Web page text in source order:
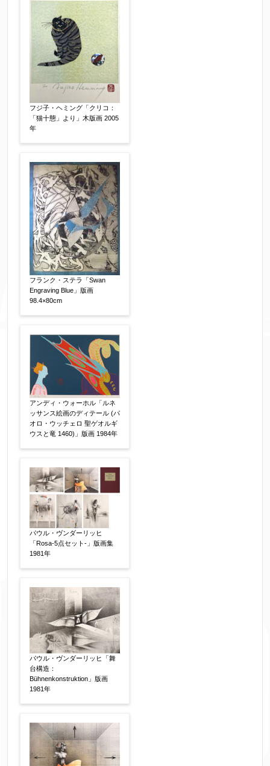
※他社様からご提示された査定額がございました
らお知らせください。その価格が適切かお返事申
し上げます。
作品コンディション
その他 【任意】
添付画像 【任意】
※添付画像は5MBまでのjpg、gif、pig、pdf形式
にてお送りください。
※追加や複数点ある場合はフォーム送信後に送ら
れてくる送信確認メール記載のアドレスからもお
送り頂けます。
お客様情報をご入力ください。
▼
お名前 【必須】
フジ子・ヘミング「クリコ：
「猫十態」より」木版画 2005
年
フランク・ステラ「Swan
Engraving Blue」版画
98.4×80cm
アンディ・ウォーホル「ルネ
ッサンス絵画のディテール (パ
オロ・ウッチェロ 聖ゲオルギ
ウスと竜 1460)」版画 1984年
パウル・ヴンダーリッヒ
「Rosa-5点セット-」版画集
1981年
パウル・ヴンダーリッヒ「舞
台構造：
Bühnenkonstruktion」版画
1981年